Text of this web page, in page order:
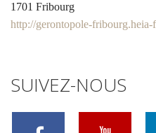
1701 Fribourg
http://gerontopole-fribourg.heia-
SUIVEZ-NOUS